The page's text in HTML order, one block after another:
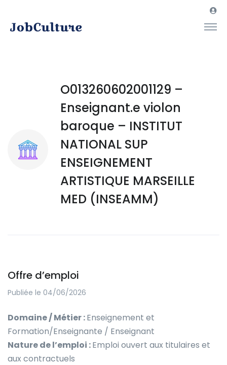
O013260602001129 –
Enseignant.e violon
baroque – INSTITUT
NATIONAL SUP
ENSEIGNEMENT
ARTISTIQUE MARSEILLE
MED (INSEAMM)
Offre d’emploi
Publiée le 04/06/2026
Domaine / Métier :Enseignement et
Formation/Enseignante / Enseignant
Nature de l’emploi :Emploi ouvert aux titulaires et
aux contractuels